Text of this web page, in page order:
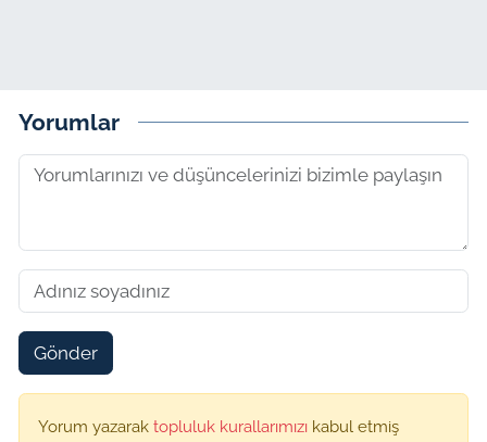
Yorumlar
Gönder
Yorum yazarak topluluk kurallarımızı kabul etmiş